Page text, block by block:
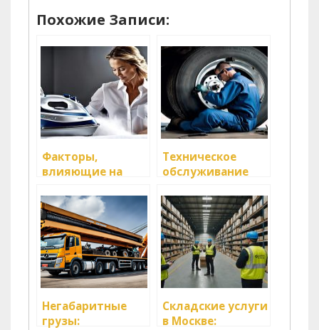
Похожие Записи:
Факторы,
влияющие на
транспорта для
грузов
Техническое
обслуживание
важный шаг к
безопасности на
дорогах
Негабаритные
грузы:
Складские услуги
в Москве: